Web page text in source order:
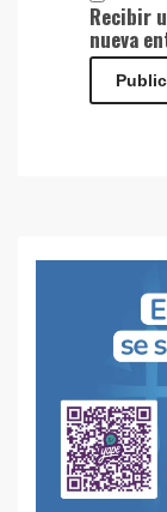
Recibir
nueva